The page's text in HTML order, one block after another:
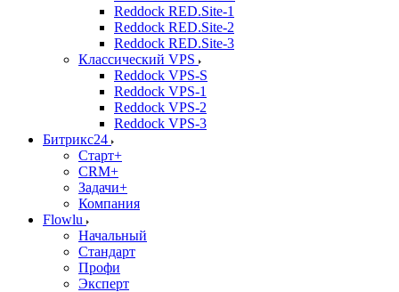
Reddock RED.Site-1
Reddock RED.Site-2
Reddock RED.Site-3
Классический VPS
Reddock VPS-S
Reddock VPS-1
Reddock VPS-2
Reddock VPS-3
Битрикс24
Старт+
CRM+
Задачи+
Компания
Flowlu
Начальный
Стандарт
Профи
Эксперт